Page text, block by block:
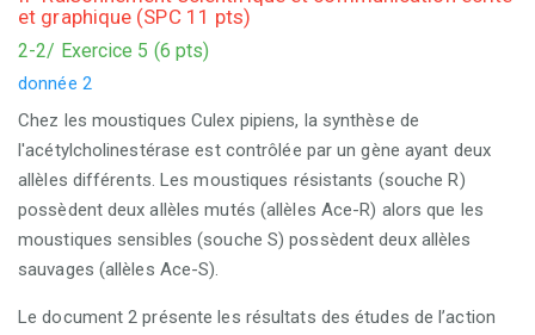
et graphique (SPC 11 pts)
2-2/ Exercice 5 (6 pts)
donnée 2
Chez les moustiques Culex pipiens, la synthèse de
l'acétylcholinestérase est contrôlée par un gène ayant deux
allèles différents. Les moustiques résistants (souche R)
possèdent deux allèles mutés (allèles Ace-R) alors que les
moustiques sensibles (souche S) possèdent deux allèles
sauvages (allèles Ace-S).
Le document 2 présente les résultats des études de l’action